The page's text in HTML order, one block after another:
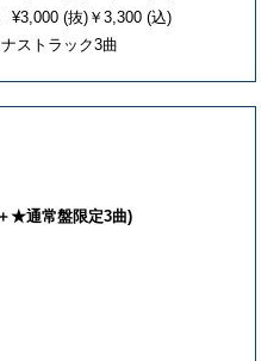
¥3,000 (抜)￥3,300 (込)
ストラック3曲
★通常盤限定3曲)